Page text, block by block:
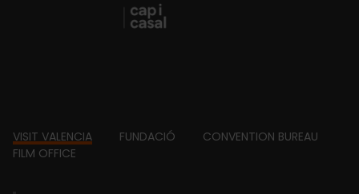
Footer
VISIT VALENCIA FUNDACIÓ
CONVENTION BUREAU
FILM OFFICE